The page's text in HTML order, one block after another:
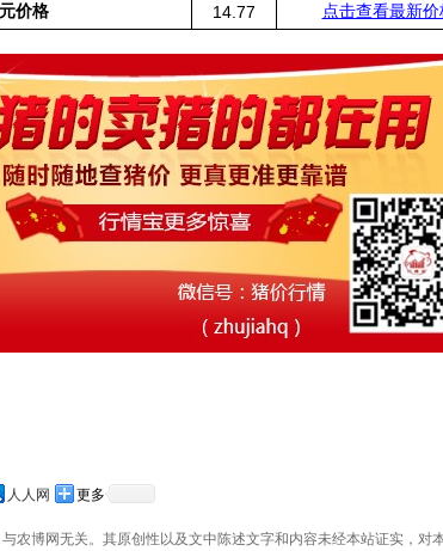
价格
14.77 点击查看最新价
人人网 更多
农博网无关。其原创性以及文中陈述文字和内容未经本站证实，对